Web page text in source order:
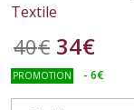
Textile
40€ 34€
PROMOTION - 6€